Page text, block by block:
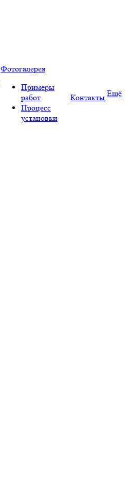
Фотогалерея
Примеры
работ
Процесс
установки
Контакты Ещё